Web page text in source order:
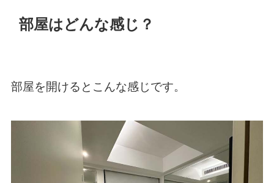
部屋はどんな感じ？
部屋を開けるとこんな感じです。